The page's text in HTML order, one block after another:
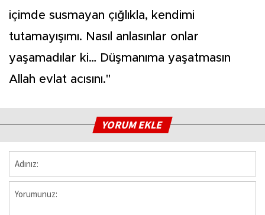
içimde susmayan çığlıkla, kendimi
tutamayışımı. Nasıl anlasınlar onlar
yaşamadılar ki… Düşmanıma yaşatmasın
Allah evlat acısını."
YORUM EKLE